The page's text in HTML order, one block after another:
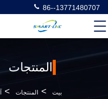
86--13771480707
المنتجات
بيت > المنتجات >